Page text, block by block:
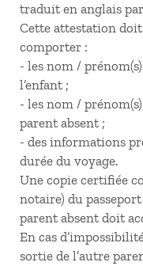
traduit en anglais
Cette attestation
comporter :
- les nom /
l’enfant ;
- les nom /
parent absent ;
- des informations
durée du voyage.
Une copie certifiée
notaire) du
parent absent doit
En cas
sortie de l’autre